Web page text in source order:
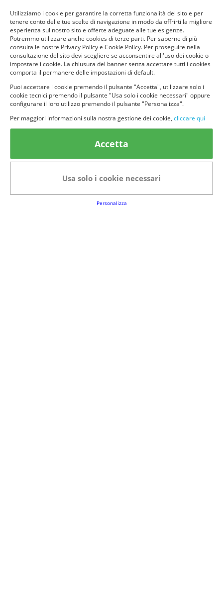
Categorie in evidenza
Alimenti e bevande
Senior
Utilizziamo i cookie per garantire la corretta funzionalità del sito e per
tenere conto delle tue scelte di navigazione in modo da offrirti la migliore
esperienza sul nostro sito e offerte adeguate alle tue esigenze.
Potremmo utilizzare anche cookies di terze parti. Per saperne di più
consulta le nostre Privacy Policy e Cookie Policy. Per proseguire nella
consultazione del sito devi scegliere se acconsentire all'uso dei cookie o
impostare i cookie. La chiusura del banner senza accettare tutti i cookies
comporta il permanere delle impostazioni di default.
Puoi accettare i cookie premendo il pulsante "Accetta", utilizzare solo i
cookie tecnici premendo il pulsante "Usa solo i cookie necessari" oppure
configurare il loro utilizzo premendo il pulsante "Personalizza".
Per maggiori informazioni sulla nostra gestione dei cookie, cliccare qui
Accetta
Usa solo i cookie necessari
Personalizza